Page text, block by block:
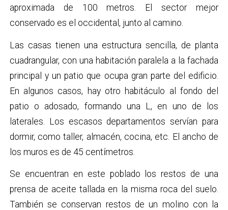
aproximada de 100 metros. El sector mejor
conservado es el occidental, junto al camino.
Las casas tienen una estructura sencilla, de planta
cuadrangular, con una habitación paralela a la fachada
principal y un patio que ocupa gran parte del edificio.
En algunos casos, hay otro habitáculo al fondo del
patio o adosado, formando una L, en uno de los
laterales. Los escasos departamentos servían para
dormir, como taller, almacén, cocina, etc. El ancho de
los muros es de 45 centímetros.
Se encuentran en este poblado los restos de una
prensa de aceite tallada en la misma roca del suelo.
También se conservan restos de un molino con la